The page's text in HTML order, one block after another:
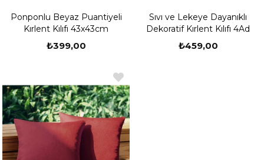
Ponponlu Beyaz Puantiyeli
Kırlent Kılıfı 43x43cm
₺399,00
Sıvı ve Lekeye Dayanıklı
Dekoratif Kırlent Kılıfı 4Ad
₺459,00